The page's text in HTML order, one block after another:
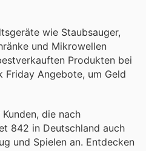
wie Staubsauger,
und Mikrowellen
Produkten bei
Friday Angebote, um Geld
die nach
842 in Deutschland auch
und Spielen an. Entdecken